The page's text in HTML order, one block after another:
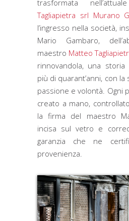
trasformata
Tagliapietra srl Murano
l’ingresso nella società,
Mario Gambaro,
maestro Matteo
rinnovandola, una
più di quarant’anni, con
passione e volontà. Ogni
creato a mano,
la firma del maestro
incisa sul vetro e
garanzia che ne
provenienza.